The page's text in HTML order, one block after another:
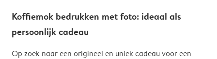
Koffiemok bedrukken met foto: ideaal als
persoonlijk cadeau
Op zoek naar een origineel en uniek cadeau voor een